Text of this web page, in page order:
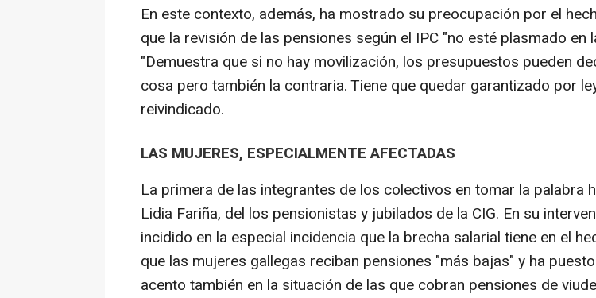
En este contexto, además, ha mostrado su preocupación por el
que la revisión de las pensiones según el IPC "no esté plasmado en
"Demuestra que si no hay movilización, los presupuestos pueden
cosa pero también la contraria. Tiene que quedar garantizado por
reivindicado.
LAS MUJERES, ESPECIALMENTE AFECTADAS
La primera de las integrantes de los colectivos en tomar la palabra
Lidia Fariña, del los pensionistas y jubilados de la CIG. En su
incidido en la especial incidencia que la brecha salarial tiene en el
que las mujeres gallegas reciban pensiones "más bajas" y ha
acento también en la situación de las que cobran pensiones de